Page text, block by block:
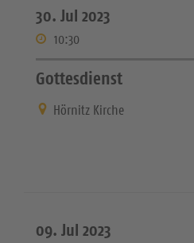
30. Jul 2023
10:30
Gottesdienst
Hörnitz Kirche
09. Jul 2023